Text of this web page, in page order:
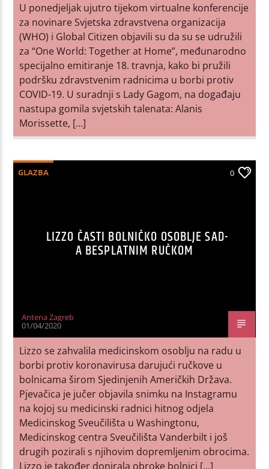
U ponedjeljak ujutro tijekom virtualne konferencije
za novinare Svjetska zdravstvena organizacija
(WHO) i Global Citizen objavili su da su se udružili
za “One World: Together at Home”, međunarodno
specijalno emitiranje 18. travnja, kako bi pružili
podršku zdravstvenim radnicima u borbi protiv
COVID-19. U suradnji s Lady Gagom, na događaju
nastupa gomila svjetskih talenata: Alanis
Morissette, […]
GLAZBA 0
LIZZO ČASTI BOLNIČKO OSOBLJE SAD-
A BESPLATNIM RUČKOM
Antena Zagreb
01/04/2020
Lizzo se zahvalila medicinskom osoblju na radu u
borbi protiv koronavirusa darujući ručkove u
bolnicama širom Sjedinjenih Američkih Država.
Pjevačica je jučer objavila snimku na Instagramu
na kojoj su medicinski radnici hitnog odjela
Medicinskog Sveučilišta u Washingtonu,
Medicinskog centra Sveučilišta Vanderbilt i još
drugih pozirali s njihovim dopremljenim obrocima.
Lizzo je također donirala obroke bolnici […]